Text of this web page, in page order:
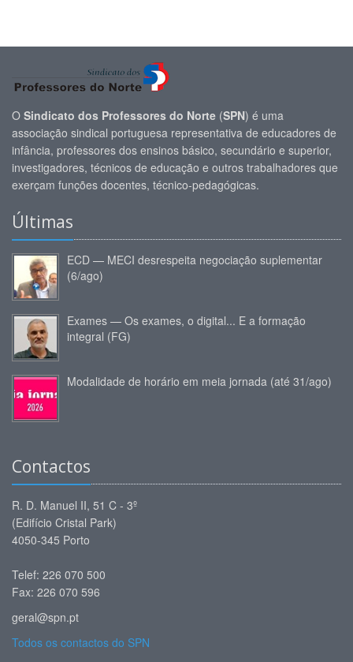
O Sindicato dos Professores do Norte (SPN) é uma
associação sindical portuguesa representativa de educadores de
infância, professores dos ensinos básico, secundário e superior,
investigadores, técnicos de educação e outros trabalhadores que
exerçam funções docentes, técnico-pedagógicas.
Últimas
ECD — MECI desrespeita negociação suplementar
(6/ago)
Exames — Os exames, o digital... E a formação
integral (FG)
Modalidade de horário em meia jornada (até 31/ago)
Contactos
R. D. Manuel II, 51 C - 3º
(Edifício Cristal Park)
4050-345 Porto
Telef: 226 070 500
Fax: 226 070 596
geral@spn.pt
Todos os contactos do SPN